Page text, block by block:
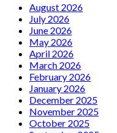
August 2026
July 2026
June 2026
May 2026
April 2026
March 2026
February 2026
January 2026
December 2025
November 2025
October 2025